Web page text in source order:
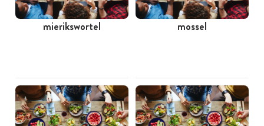
mierikswortel mossel